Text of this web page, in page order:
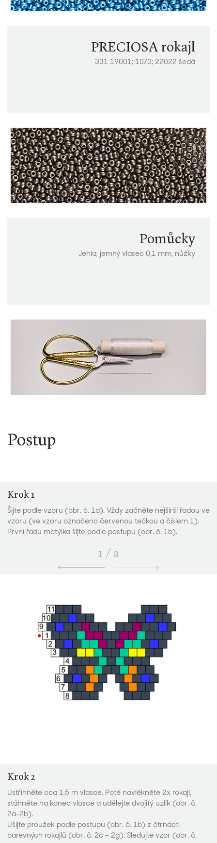
PRECIOSA rokajl
331 19001; 10/0; 22022 šedá
Pomůcky
Jehla, jemný vlasec 0,1 mm, nůžky
Postup
Krok 1
Šijte podle vzoru (obr. č. 1a). Vždy začněte nejširší řadou ve
vzoru (ve vzoru označeno červenou tečkou a číslem 1).
První řadu motýlka šijte podle postupu (obr. č. 1b).
1 / a
Krok 2
Ustřihněte cca 1,5 m vlasce. Poté navlékněte 2x rokajl,
stáhněte na konec vlasce a udělejte dvojitý uzlík (obr. č.
2a-2b).
Ušijte proužek podle postupu (obr. č. 1b) z čtrnácti
barevných rokajlů (obr. č. 2c – 2g). Sledujte vzor (obr. č.